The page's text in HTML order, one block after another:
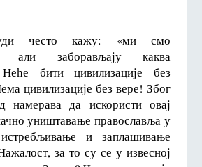
често кажу: «ми смо
али заборављају каква
Неће бити цивилизације без
цивилизације без вере! Због
намерава да искористи овај
уништавање православља у
и заплашивање
за то су се у извесној